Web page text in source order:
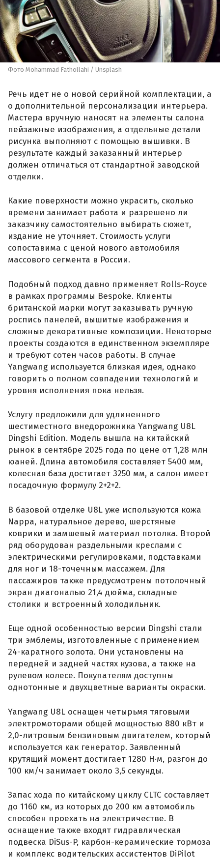
Фото Mohammad Fathollahi / Unsplash
Речь идет не о новой серийной комплектации, а
о дополнительной персонализации интерьера.
Мастера вручную наносят на элементы салона
пейзажные изображения, а отдельные детали
рисунка выполняют с помощью вышивки. В
результате каждый заказанный интерьер
должен отличаться от стандартной заводской
отделки.
Какие поверхности можно украсить, сколько
времени занимает работа и разрешено ли
заказчику самостоятельно выбирать сюжет,
издание не уточняет. Стоимость услуги
сопоставима с ценой нового автомобиля
массового сегмента в России.
Подобный подход давно применяет Rolls-Royce
в рамках программы Bespoke. Клиенты
британской марки могут заказывать ручную
роспись панелей, вышитые изображения и
сложные декоративные композиции. Некоторые
проекты создаются в единственном экземпляре
и требуют сотен часов работы. В случае
Yangwang используется близкая идея, однако
говорить о полном совпадении технологий и
уровня исполнения пока нельзя.
Услугу предложили для удлиненного
шестиместного внедорожника Yangwang U8L
Dingshi Edition. Модель вышла на китайский
рынок в сентябре 2025 года по цене от 1,28 млн
юаней. Длина автомобиля составляет 5400 мм,
колесная база достигает 3250 мм, а салон имеет
посадочную формулу 2+2+2.
В базовой отделке U8L уже используются кожа
Nappa, натуральное дерево, шерстяные
коврики и замшевый материал потолка. Второй
ряд оборудован раздельными креслами с
электрическими регулировками, подставками
для ног и 18-точечным массажем. Для
пассажиров также предусмотрены потолочный
экран диагональю 21,4 дюйма, складные
столики и встроенный холодильник.
Еще одной особенностью версии Dingshi стали
три эмблемы, изготовленные с применением
24-каратного золота. Они установлены на
передней и задней частях кузова, а также на
рулевом колесе. Покупателям доступны
однотонные и двухцветные варианты окраски.
Yangwang U8L оснащен четырьмя тяговыми
электромоторами общей мощностью 880 кВт и
2,0-литровым бензиновым двигателем, который
используется как генератор. Заявленный
крутящий момент достигает 1280 Н·м, разгон до
100 км/ч занимает около 3,5 секунды.
Запас хода по китайскому циклу CLTC составляет
до 1160 км, из которых до 200 км автомобиль
способен проехать на электричестве. В
оснащение также входят гидравлическая
подвеска DiSus-P, карбон-керамические тормоза
и комплекс водительских ассистентов DiPilot